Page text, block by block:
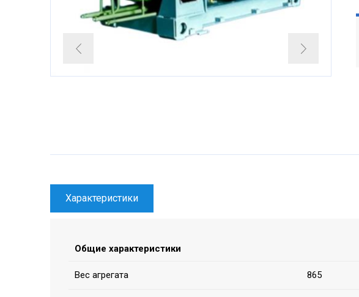
Характеристики
Общие характеристики
Вес агрегата 865